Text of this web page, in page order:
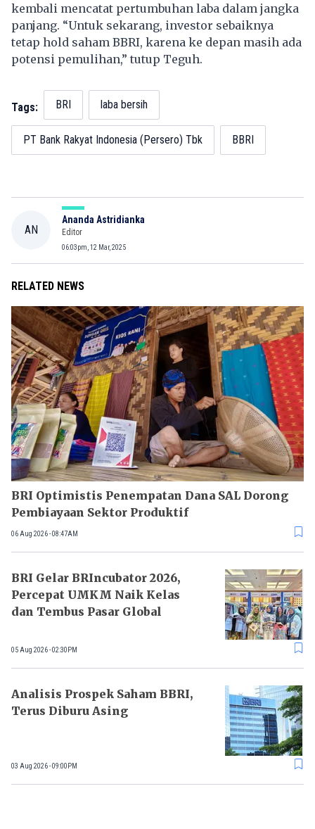
kembali mencatat pertumbuhan laba dalam jangka
panjang. “Untuk sekarang, investor sebaiknya
tetap hold saham BBRI, karena ke depan masih ada
potensi pemulihan,” tutup Teguh.
Tags: BRI laba bersih
PT Bank Rakyat Indonesia (Persero) Tbk BBRI
AN
Ananda Astridianka
Editor
06:03pm, 12 Mar, 2025
RELATED NEWS
BRI Optimistis Penempatan Dana SAL Dorong
Pembiayaan Sektor Produktif
06 Aug 2026 - 08:47AM
BRI Gelar BRIncubator 2026,
Percepat UMKM Naik Kelas
dan Tembus Pasar Global
05 Aug 2026 - 02:30PM
Analisis Prospek Saham BBRI,
Terus Diburu Asing
03 Aug 2026 - 09:00PM